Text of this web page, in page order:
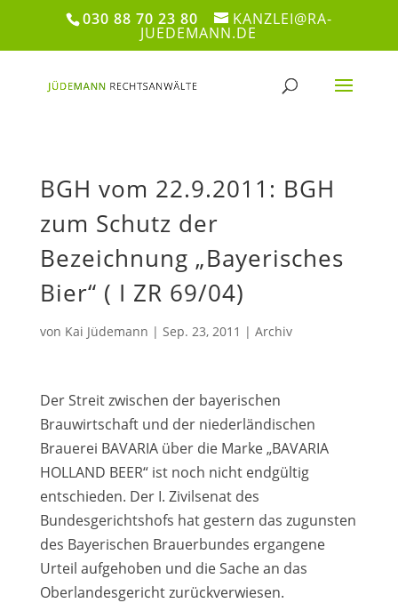
030 88 70 23 80 KANZLEI@RA-
JUEDEMANN.DE
BGH vom 22.9.2011: BGH
zum Schutz der
Bezeichnung „Bayerisches
Bier“ ( I ZR 69/04)
von Kai Jüdemann | Sep. 23, 2011 | Archiv
Der Streit zwischen der bayerischen
Brauwirtschaft und der niederländischen
Brauerei BAVARIA über die Marke „BAVARIA
HOLLAND BEER“ ist noch nicht endgültig
entschieden. Der I. Zivilsenat des
Bundesgerichtshofs hat gestern das zugunsten
des Bayerischen Brauerbundes ergangene
Urteil aufgehoben und die Sache an das
Oberlandesgericht zurückverwiesen.